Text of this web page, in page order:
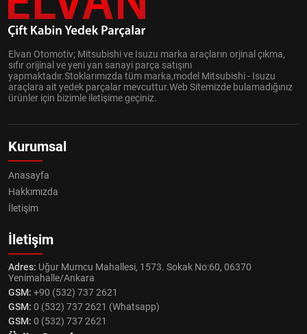
Elvan Otomotiv; Mitsubishi ve Isuzu marka araçların orjinal çıkma,
sıfır orijinal ve yeni yan sanayi parça satışını
yapmaktadır.Stoklarımızda tüm marka,model Mitsubishi - Isuzu
araçlara ait yedek parçalar mevcuttur.Web Sitemizde bulamadığınız
ürünler için bizimle iletişime geçiniz.
Kurumsal
Anasayfa
Hakkımızda
İletişim
İletişim
Adres: Uğur Mumcu Mahallesi, 1573. Sokak No:60, 06370
Yenimahalle/Ankara
GSM: +90 (532) 737 2621
GSM: 0 (532) 737 2621 (Whatsapp)
GSM: 0 (532) 737 2621